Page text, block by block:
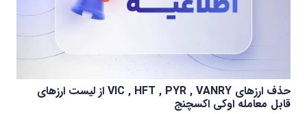
حذف ارزهای VIC , HFT , PYR , VANRY از لیست ارزهای
قابل معامله اوکی اکسچنج